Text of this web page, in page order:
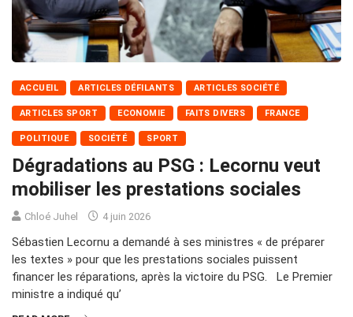
ACCUEIL ARTICLES DÉFILANTS ARTICLES SOCIÉTÉ
ARTICLES SPORT ECONOMIE FAITS DIVERS FRANCE
POLITIQUE SOCIÉTÉ SPORT
Dégradations au PSG : Lecornu veut
mobiliser les prestations sociales
Chloé Juhel 4 juin 2026
Sébastien Lecornu a demandé à ses ministres « de préparer
les textes » pour que les prestations sociales puissent
financer les réparations, après la victoire du PSG. Le Premier
ministre a indiqué qu’